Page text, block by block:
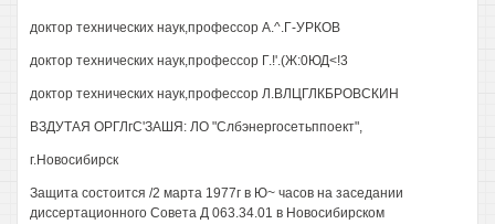
доктор технических наук,профессор А.^.Г-УРКОВ
доктор технических наук,профессор Г.!'.(Ж:0ЮД<!3
доктор технических наук,профессор Л.ВЛЦГЛКБРОВСКИН
ВЗДУТАЯ ОРГЛгС'ЗАШЯ: ЛО "Слбэнергосетьппоект",
г.Новосибирск
Защита состоится /2 марта 1977г в Ю~ часов на заседании
диссертационного Совета Д 063.34.01 в Новосибирском